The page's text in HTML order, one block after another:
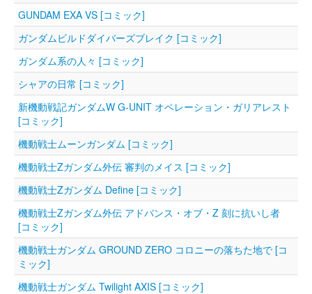
GUNDAM EXA VS [コミック]
ガンダムビルドダイバーズブレイク [コミック]
ガンダム系の人々 [コミック]
シャアの日常 [コミック]
新機動戦記ガンダムW G-UNIT オペレーション・ガリアレスト
[コミック]
機動戦士ムーンガンダム [コミック]
機動戦士Zガンダム外伝 審判のメイス [コミック]
機動戦士Zガンダム Define [コミック]
機動戦士Ζガンダム外伝 アドバンス・オブ・Ζ 刻に抗いし者
[コミック]
機動戦士ガンダム GROUND ZERO コロニーの落ちた地で [コ
ミック]
機動戦士ガンダム Twilight AXIS [コミック]